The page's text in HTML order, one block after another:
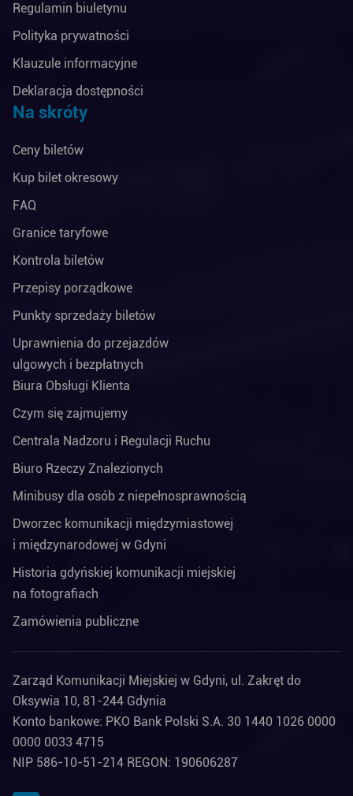
Regulamin biuletynu
Polityka prywatności
Klauzule informacyjne
Deklaracja dostępności
Na skróty
Ceny biletów
Kup bilet okresowy
FAQ
Granice taryfowe
Kontrola biletów
Przepisy porządkowe
Punkty sprzedaży biletów
Uprawnienia do przejazdów
ulgowych i bezpłatnych
Biura Obsługi Klienta
Czym się zajmujemy
Centrala Nadzoru i Regulacji Ruchu
Biuro Rzeczy Znalezionych
Minibusy dla osób z niepełnosprawnością
Dworzec komunikacji międzymiastowej
i międzynarodowej w Gdyni
Historia gdyńskiej komunikacji miejskiej
na fotografiach
Zamówienia publiczne
Zarząd Komunikacji Miejskiej w Gdyni, ul. Zakręt do
Oksywia 10, 81-244 Gdynia
Konto bankowe: PKO Bank Polski S.A. 30 1440 1026 0000
0000 0033 4715
NIP 586-10-51-214 REGON: 190606287